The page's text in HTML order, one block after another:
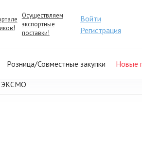
Осуществляем
экспортные
поставки!
Войти
Регистрация
Розница/Совместные закупки Новые
ЭКСМО